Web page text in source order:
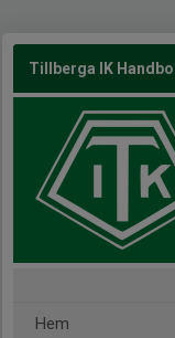
Tillberga IK Handboll
Hem